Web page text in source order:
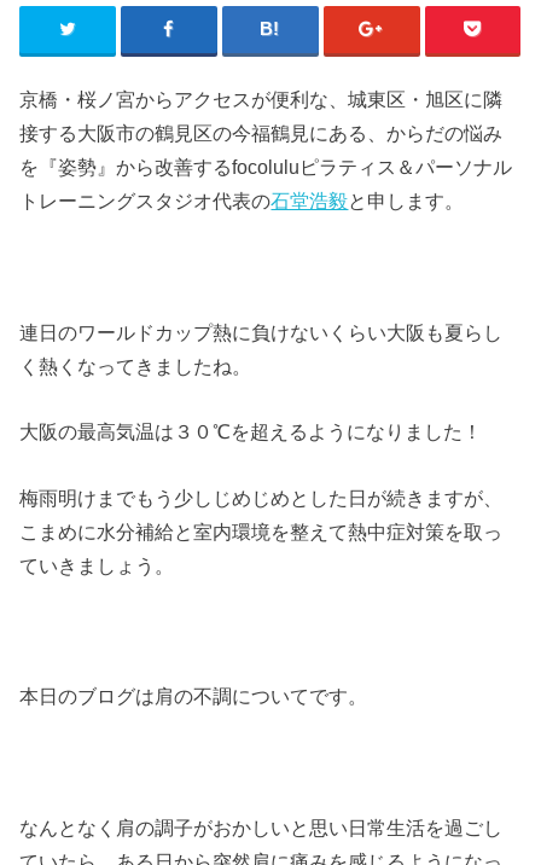
京橋・桜ノ宮からアクセスが便利な、城東区・旭区に隣
接する大阪市の鶴見区の今福鶴見にある、からだの悩み
を『姿勢』から改善するfocoluluピラティス＆パーソナル
トレーニングスタジオ代表の石堂浩毅と申します。
連日のワールドカップ熱に負けないくらい大阪も夏らし
く熱くなってきましたね。
大阪の最高気温は３０℃を超えるようになりました！
梅雨明けまでもう少しじめじめとした日が続きますが、
こまめに水分補給と室内環境を整えて熱中症対策を取っ
ていきましょう。
本日のブログは肩の不調についてです。
なんとなく肩の調子がおかしいと思い日常生活を過ごし